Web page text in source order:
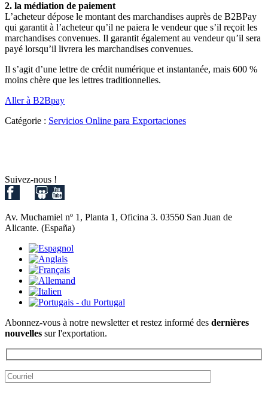
2. la médiation de paiement
L’acheteur dépose le montant des marchandises auprès de B2BPay
qui garantit à l’acheteur qu’il ne paiera le vendeur que s’il reçoit les
marchandises convenues. Il garantit également au vendeur qu’il sera
payé lorsqu’il livrera les marchandises convenues.
Il s’agit d’une lettre de crédit numérique et instantanée, mais 600 %
moins chère que les lettres traditionnelles.
Aller à B2Bpay
Catégorie : Servicios Online para Exportaciones
Suivez-nous !
Av. Muchamiel nº 1, Planta 1, Oficina 3. 03550 San Juan de
Alicante. (España)
Abonnez-vous à notre newsletter et restez informé des dernières
nouvelles sur l'exportation.